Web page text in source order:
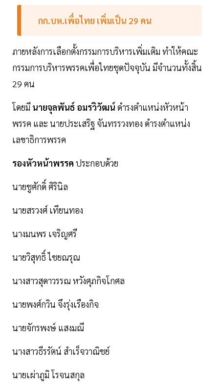
กก.บห.เพื่อไทย เพิ่มเป็น 29 คน
ภายหลังการเลือกตั้งกรรมการบริหารเพิ่มเติม ทำให้คณะ
กรรมการบริหารพรรคเพื่อไทยชุดปัจจุบัน มีจำนวนทั้งสิ้น
29 คน
โดยมี นายจุลพันธ์ อมรวิวัฒน์ ดำรงตำแหน่งหัวหน้า
พรรค และ นายประเสริฐ จันทรรวงทอง ดำรงตำแหน่ง
เลขาธิการพรรค
รองหัวหน้าพรรค ประกอบด้วย
นายชูศักดิ์ ศิรินิล
นายสรวงศ์ เทียนทอง
นางมนพร เจริญศรี
นายวิสุทธิ์ ไชยณรุณ
นางสาวสุดาวรรณ หวังศุภกิจโกศล
นายพงศ์กวิน จึงรุ่งเรืองกิจ
นายจักรพงษ์ แสงมณี
นางสาวธีรรัตน์ สำเร็จวาณิชย์
นายเผ่าภูมิ โรจนสกุล